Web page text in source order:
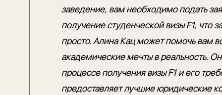
заведение, вам необходимо подать
получение студенческой визы F1, что
просто. Алина Кац может помочь вам
академические мечты в реальность.
процессе получения визы F1 и его
предоставляет лучшие юридические